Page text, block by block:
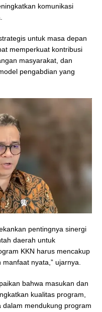
komunikasi
untuk masa depan
memperkuat kontribusi
masyarakat, dan
pengabdian yang
pentingnya sinergi
daerah untuk
KKN harus mencakup
nyata,” ujarnya.
bahwa masukan dan
kualitas program,
mendukung program